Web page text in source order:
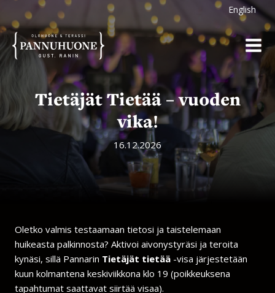
sisältöön
English
Tietäjät Tietää – vuoden
vika!
16.12.2026
Oletko valmis testaamaan tietosi ja taistelemaan
huikeasta palkinnosta? Aktivoi aivonystyräsi ja teroita
kynäsi, sillä Pannarin Tietäjät tietää -visa järjestetään
kuun kolmantena keskiviikkona klo 19 (poikkeuksena
tapahtumat saattavat siirtää visaa).